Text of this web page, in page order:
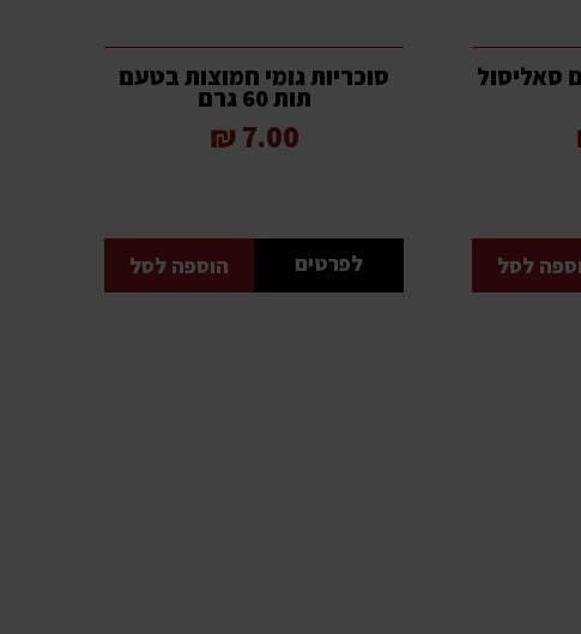
סאליסול
לסל
סוכריות גומי חמוצות בטעם
תות 60 גרם
7.00 ₪
לפרטים הוספה לסל